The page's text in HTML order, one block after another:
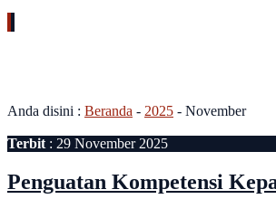
Anda disini : Beranda - 2025 - November
Terbit : 29 November 2025
Penguatan Kompetensi